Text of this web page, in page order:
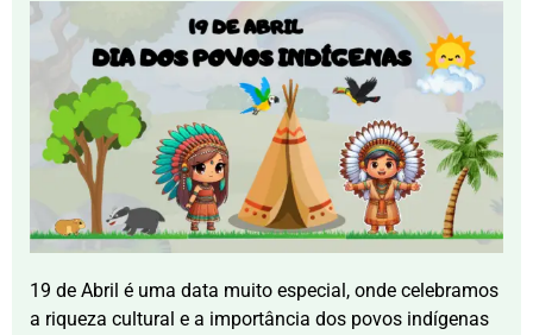
19 de Abril é uma data muito especial, onde celebramos
a riqueza cultural e a importância dos povos indígenas